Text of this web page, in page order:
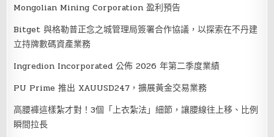
Mongolian Mining Corporation 盈利預告
Bitget 與格勒普正念之城管理局簽署合作協議，以探索在不丹建
立持牌數碼資產業務
Ingredion Incorporated 公佈 2026 年第二季度業績
PU Prime 推出 XAUUSD247，擴展黃金交易業務
高腰褲這樣紮才對！3個「上衣紮法」細節，讓腰線往上移、比例
瞬間拉長